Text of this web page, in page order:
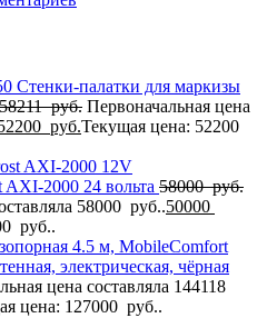
Стенки-палатки для маркизы
58211руб. Первоначальная цена
руб.Текущая цена: 52200
2000 24 вольта 58000руб.
58000 руб..50000
руб..
4.5 м, MobileComfort
электрическая, чёрная
цена составляла 144118
цена: 127000 руб..